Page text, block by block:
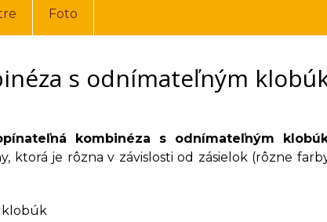
Foto
s odnímateľným
kombinéza s odnímateľným
ktorá je rôzna v závislosti od zásielok (rôzne
klobúk